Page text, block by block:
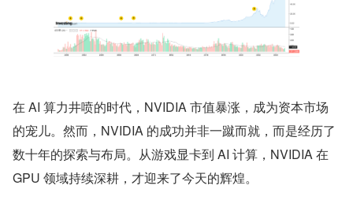
在 AI 算力井喷的时代，NVIDIA 市值暴涨，成为资本市场
的宠儿。然而，NVIDIA 的成功并非一蹴而就，而是经历了
数十年的探索与布局。从游戏显卡到 AI 计算，NVIDIA 在
GPU 领域持续深耕，才迎来了今天的辉煌。